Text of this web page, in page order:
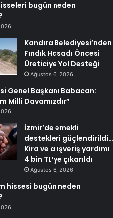
bugün neden
Kandıra Belediyesi’nden
Fındık Hasadı Öncesi
Üreticiye Yol Desteği
Ağustos 6, 2026
Genel Başkanı Babacan:
Milli Davamızdır”
İzmir’de emekli
destekleri güçlendirildi…
Kira ve alışveriş yardımı
4 bin TL’ye çıkarıldı
Ağustos 6, 2026
hissesi bugün neden